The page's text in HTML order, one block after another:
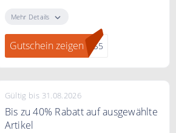
Sie 5% auf Ihren Bestellbetrag
Mehr Details
Gutschein zeigen LIS5
Gültig bis 31.08.2026
Bis zu 40% Rabatt auf ausgewählte
Artikel